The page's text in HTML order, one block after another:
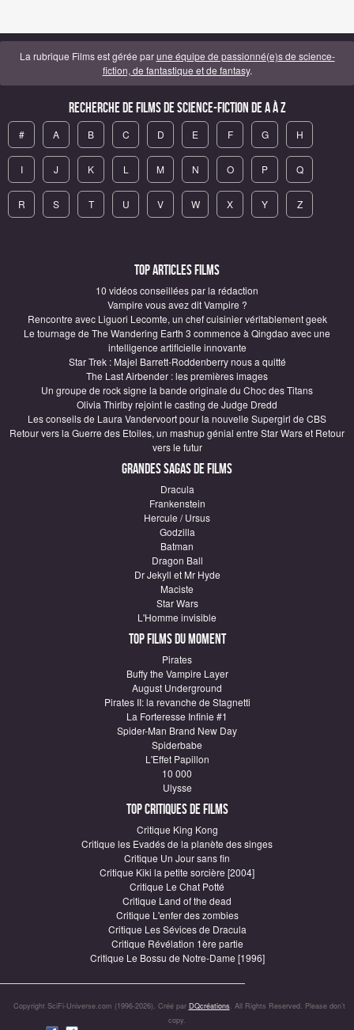
La rubrique Films est gérée parune équipe de passionné(e)s de science-
fiction, de fantastique et de fantasy.
Recherche de Films de science-fiction de A à Z
# A B C D E F G H
I J K L M N O P Q
R S T U V W X Y Z
Top articles Films
10 vidéos conseillées par la rédaction
Vampire vous avez dit Vampire ?
Rencontre avec Liguori Lecomte, un chef cuisinier véritablement geek
Le tournage de The Wandering Earth 3 commence à Qingdao avec une
intelligence artificielle innovante
Star Trek : Majel Barrett-Roddenberry nous a quitté
The Last Airbender : les premières images
Un groupe de rock signe la bande originale du Choc des Titans
Olivia Thirlby rejoint le casting de Judge Dredd
Les conseils de Laura Vandervoort pour la nouvelle Supergirl de CBS
Retour vers la Guerre des Etoiles, un mashup génial entre Star Wars et Retour
vers le futur
Grandes sagas de Films
Dracula
Frankenstein
Hercule / Ursus
Godzilla
Batman
Dragon Ball
Dr Jekyll et Mr Hyde
Maciste
Star Wars
L'Homme invisible
Top Films du moment
Pirates
Buffy the Vampire Layer
August Underground
Pirates II: la revanche de Stagnetti
La Forteresse Infinie #1
Spider-Man Brand New Day
Spiderbabe
L'Effet Papillon
10 000
Ulysse
Top critiques de Films
Critique King Kong
Critique les Evadés de la planète des singes
Critique Un Jour sans fin
Critique Kiki la petite sorcière [2004]
Critique Le Chat Potté
Critique Land of the dead
Critique L'enfer des zombies
Critique Les Sévices de Dracula
Critique Révélation 1ère partie
Critique Le Bossu de Notre-Dame [1996]
Copyright SciFi-Universe.com (1996-2026). Créé par DQcréations. All Rights Reserved. Please don’t
copy.